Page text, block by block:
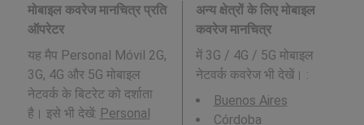
मोबाइल कवरेज मानचित्र प्रति
ऑपरेटर
यह मैप Personal Móvil 2G,
3G, 4G और 5G मोबाइल
नेटवर्क के बिटरेट को दर्शाता
है। इसे भी देखें: Personal
अन्य क्षेत्रों के लिए मोबाइल
कवरेज मानचित्र
में 3G / 4G / 5G मोबाइल
नेटवर्क कवरेज भी देखें। :
Buenos Aires
Córdoba